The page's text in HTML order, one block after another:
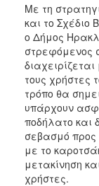
Με τη
και το Σχέδιο
ο Δήμος
στρεφόμενος
τους χρήστες
τρόπο θα
υπάρχουν
ποδήλατο και
σεβασμό προς
με το
μετακίνηση
χρήστες.